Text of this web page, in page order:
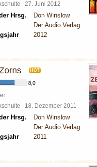
27. Juni 2012
Hrsg.
Don Winslow
Der Audio Verlag
2012
HOT
8,0
18. Dezember 2011
Hrsg.
Don Winslow
Der Audio Verlag
2011